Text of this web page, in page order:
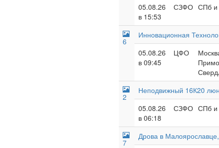
05.08.26
в 15:53
СЗФО СПб и
6
Инновационная
05.08.26
в 09:45
ЦФО
2
Неподвижный 16К20
05.08.26
в 06:18
СЗФО СПб и
7
Дрова в